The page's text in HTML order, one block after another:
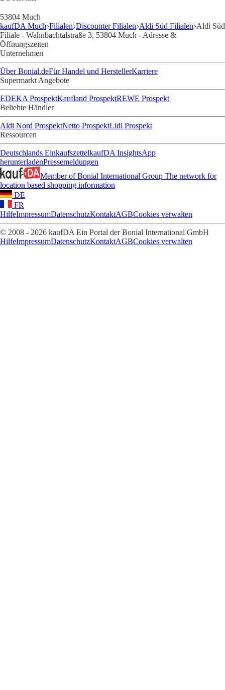
53804 Much
kaufDA Much Filialen Discounter Filialen Aldi Süd Filialen Aldi Süd
Filiale - Wahnbachtalstraße 3, 53804 Much - Adresse &
Öffnungszeiten
Unternehmen
Über Bonial.deFür Handel und HerstellerKarriere
Supermarkt Angebote
EDEKA ProspektKaufland ProspektREWE Prospekt
Beliebte Händler
Aldi Nord ProspektNetto ProspektLidl Prospekt
Ressourcen
Deutschlands EinkaufszettelkaufDA InsightsApp
herunterladenPressemeldungen
Member of Bonial International Group The network for
location based shopping information
DE
FR
HilfeImpressumDatenschutzKontaktAGBCookies verwalten
© 2008 - 2026 kaufDA Ein Portal der Bonial International GmbH
HilfeImpressumDatenschutzKontaktAGBCookies verwalten